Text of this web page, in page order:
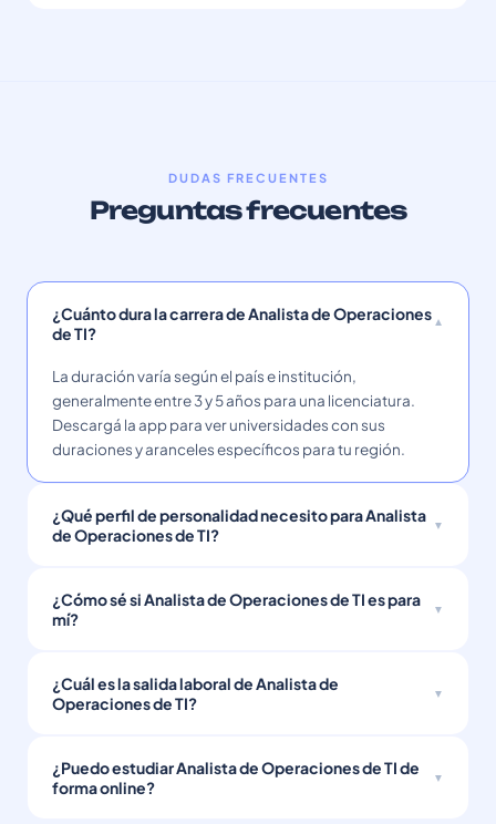
DUDAS FRECUENTES
Preguntas frecuentes
¿Cuánto dura la carrera de Analista de Operaciones
de TI?
La duración varía según el país e institución,
generalmente entre 3 y 5 años para una licenciatura.
Descargá la app para ver universidades con sus
duraciones y aranceles específicos para tu región.
¿Qué perfil de personalidad necesito para Analista
de Operaciones de TI?
¿Cómo sé si Analista de Operaciones de TI es para
mí?
¿Cuál es la salida laboral de Analista de
Operaciones de TI?
¿Puedo estudiar Analista de Operaciones de TI de
forma online?